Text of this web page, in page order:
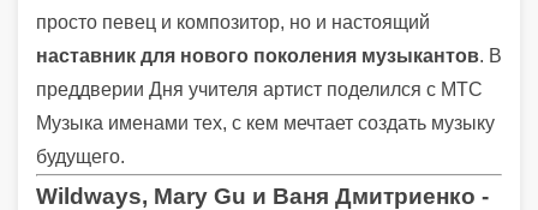
просто певец и композитор, но и настоящий
наставник для нового поколения музыкантов. В
преддверии Дня учителя артист поделился с МТС
Музыка именами тех, с кем мечтает создать музыку
будущего.
Wildways, Mary Gu и Ваня Дмитриенко -